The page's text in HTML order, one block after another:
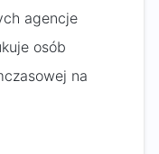
agencje
osób
na